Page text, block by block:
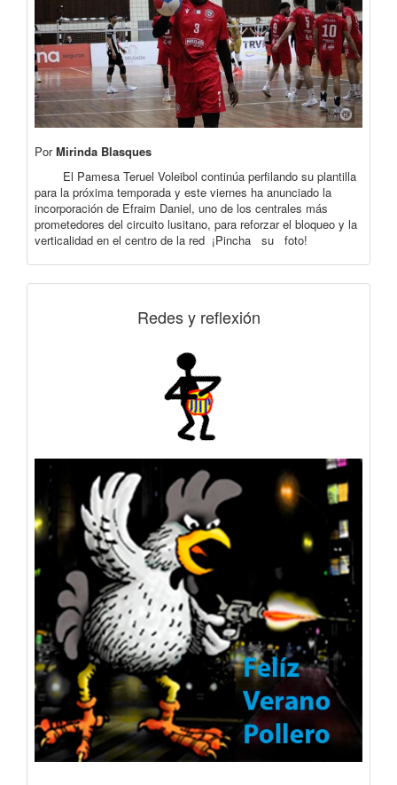
PorMirinda Blasques
El Pamesa Teruel Voleibol continúa perfilando su plantilla
para la próxima temporada y este viernes ha anunciado la
incorporación de Efraim Daniel, uno de los centrales más
prometedores del circuito lusitano, para reforzar el bloqueo y la
verticalidad en el centro de la red ¡Pincha su foto!
Redes y reflexión